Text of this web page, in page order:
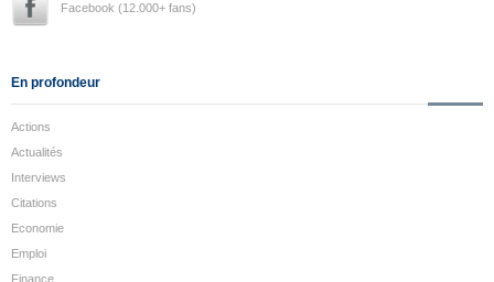
Facebook (12.000+ fans)
En profondeur
Actions
Actualités
Interviews
Citations
Economie
Emploi
Finance